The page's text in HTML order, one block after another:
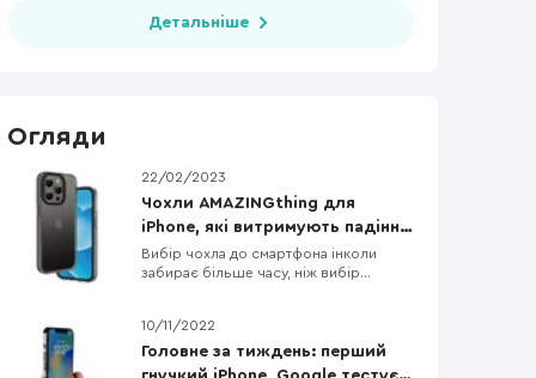
Детальніше
Огляди
22/02/2023
Чохли AMAZINGthing для
iPhone, які витримують падіння
з висоти до 3 метрів
Вибір чохла до смартфона інколи
забирає більше часу, ніж вибір
говорити про чохли до iPhone. Одна з
компаній, яка давно себе
зарекомендувала як виробник якісних,
10/11/2022
Головне за тиждень: перший